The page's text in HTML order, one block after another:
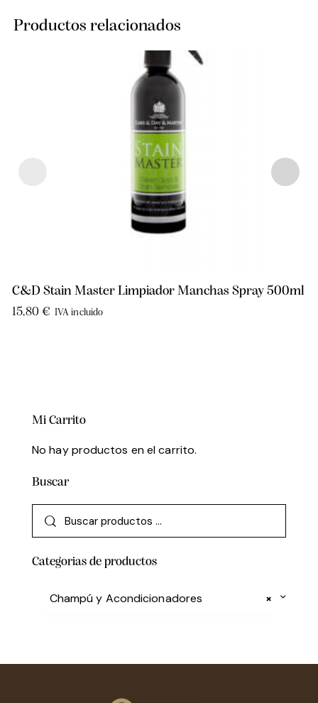
Productos relacionados
C&D Stain Master Limpiador Manchas Spray 500ml
15,80 € IVA incluido
Mi Carrito
No hay productos en el carrito.
Buscar
Categorias de productos
×
Champú y Acondicionadores